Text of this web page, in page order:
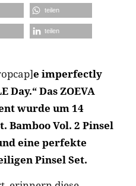
teilen
teilen
e imperfectly
Day.“Das ZOEVA
wurde um 14
Vol. 2 Pinsel
eine perfekte
Pinsel Set.